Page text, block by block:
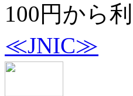
100円から
≪JNIC≫